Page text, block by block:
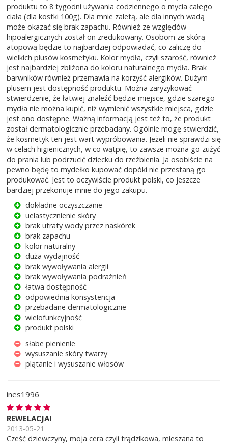
produktu to 8 tygodni używania codziennego o mycia całego
ciała (dla kostki 100g). Dla mnie zaletą, ale dla innych wadą
może okazać się brak zapachu. Również ze względów
hipoalergicznych został on zredukowany. Osobom ze skórą
atopową będzie to najbardziej odpowiadać, co zaliczę do
wielkich plusów kosmetyku. Kolor mydła, czyli szarość, również
jest najbardziej zbliżona do koloru naturalnego mydła. Brak
barwników również przemawia na korzyść alergików. Dużym
plusem jest dostępność produktu. Można zaryzykować
stwierdzenie, że łatwiej znaleźć będzie miejsce, gdzie szarego
mydła nie można kupić, niż wymienić wszystkie miejsca, gdzie
jest ono dostępne. Ważną informacją jest też to, że produkt
został dermatologicznie przebadany. Ogólnie mogę stwierdzić,
że kosmetyk ten jest wart wypróbowania. Jeżeli nie sprawdzi się
w celach higienicznych, w co wątpię, to zawsze można go zużyć
do prania lub podrzucić dziecku do rzeźbienia. Ja osobiście na
pewno będę to mydełko kupować dopóki nie przestaną go
produkować. Jest to oczywiście produkt polski, co jeszcze
bardziej przekonuje mnie do jego zakupu.
dokładne oczyszczanie
uelastycznienie skóry
brak utraty wody przez naskórek
brak zapachu
kolor naturalny
duża wydajność
brak wywoływania alergii
brak wywoływania podrażnień
łatwa dostępność
odpowiednia konsystencja
przebadane dermatologicznie
wielofunkcyjność
produkt polski
słabe pienienie
wysuszanie skóry twarzy
plątanie i wysuszanie włosów
ines1996
REWELACJA!
2013-05-21
Cześć dziewczyny, moja cera czyli trądzikowa, mieszana to